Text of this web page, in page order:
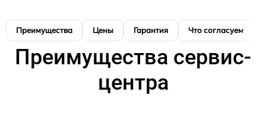
Преимущества Цены Гарантия Что согласуем
Преимущества сервис-
центра